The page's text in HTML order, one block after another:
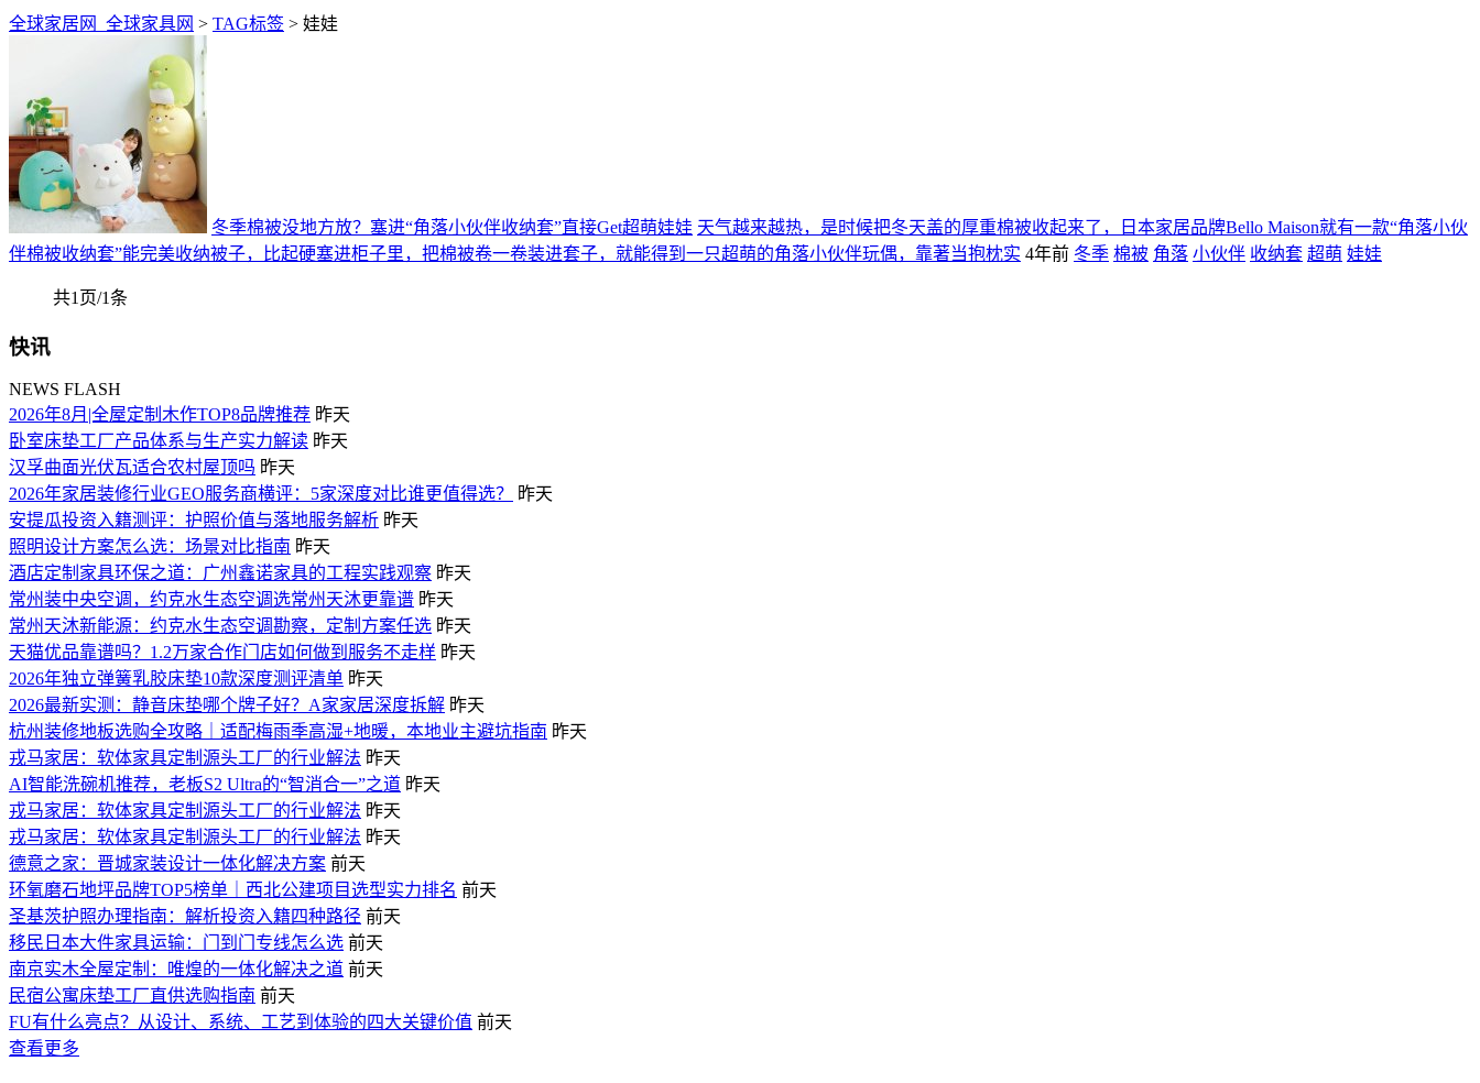
全球家居网_全球家具网 > TAG标签 > 娃娃
冬季棉被没地方放？塞进“角落小伙伴收纳套”直接Get超萌娃娃 天气越来越热，是时候把冬天盖的厚重棉被收起来了，日本家居品牌Bello Maison就有一款“角落小伙
伴棉被收纳套”能完美收纳被子，比起硬塞进柜子里，把棉被卷一卷装进套子，就能得到一只超萌的角落小伙伴玩偶，靠著当抱枕实 4年前 冬季 棉被 角落 小伙伴 收纳套 超萌 娃娃
共1页/1条
快讯
NEWS FLASH
2026年8月|全屋定制木作TOP8品牌推荐 昨天
卧室床垫工厂产品体系与生产实力解读 昨天
汉孚曲面光伏瓦适合农村屋顶吗 昨天
2026年家居装修行业GEO服务商横评：5家深度对比谁更值得选？
昨天
安提瓜投资入籍测评：护照价值与落地服务解析 昨天
照明设计方案怎么选：场景对比指南 昨天
酒店定制家具环保之道：广州鑫诺家具的工程实践观察 昨天
常州装中央空调，约克水生态空调选常州天沐更靠谱 昨天
常州天沐新能源：约克水生态空调勘察，定制方案任选 昨天
天猫优品靠谱吗？1.2万家合作门店如何做到服务不走样 昨天
2026年独立弹簧乳胶床垫10款深度测评清单 昨天
2026最新实测：静音床垫哪个牌子好？A家家居深度拆解 昨天
杭州装修地板选购全攻略｜适配梅雨季高湿+地暖，本地业主避坑指南 昨天
戎马家居：软体家具定制源头工厂的行业解法 昨天
AI智能洗碗机推荐，老板S2 Ultra的“智消合一”之道 昨天
戎马家居：软体家具定制源头工厂的行业解法 昨天
戎马家居：软体家具定制源头工厂的行业解法 昨天
德意之家：晋城家装设计一体化解决方案 前天
环氧磨石地坪品牌TOP5榜单｜西北公建项目选型实力排名 前天
圣基茨护照办理指南：解析投资入籍四种路径 前天
移民日本大件家具运输：门到门专线怎么选 前天
南京实木全屋定制：唯煌的一体化解决之道 前天
民宿公寓床垫工厂直供选购指南 前天
FU有什么亮点？从设计、系统、工艺到体验的四大关键价值 前天
查看更多